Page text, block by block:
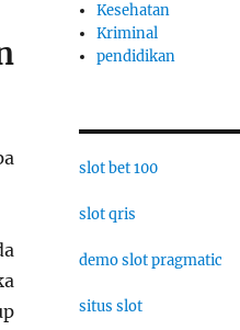
Kesehatan
Kriminal
pendidikan
slot bet 100
slot qris
demo slot pragmatic
situs slot